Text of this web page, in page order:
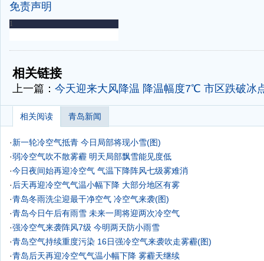
免责声明
-
相关链接
上一篇： 今天迎来大风降温 降温幅度7℃ 市区跌破冰
相关阅读 青岛新闻
·新一轮冷空气抵青 今日局部将现小雪(图)
·弱冷空气吹不散雾霾 明天局部飘雪能见度低
·今日夜间始再迎冷空气 气温下降阵风七级雾难消
· 后天再迎冷空气气温小幅下降 大部分地区有雾
·青岛冬雨洗尘迎最干净空气 冷空气来袭(图)
·青岛今日午后有雨雪 未来一周将迎两次冷空气
·强冷空气来袭阵风7级 今明两天防小雨雪
·青岛空气持续重度污染 16日强冷空气来袭吹走雾霾(图)
·青岛后天再迎冷空气气温小幅下降 雾霾天继续